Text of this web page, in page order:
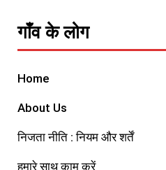
गाँव के लोग
Home
About Us
निजता नीति : नियम और शर्तें
हमारे साथ काम करें